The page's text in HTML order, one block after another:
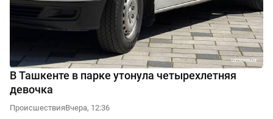
В Ташкенте в парке утонула четырехлетняя
девочка
ПроисшествияВчера, 12:36